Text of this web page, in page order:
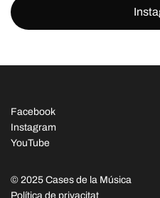
Facebook
Instagram
YouTube
© 2025 Cases de la Música
Política de privacitat